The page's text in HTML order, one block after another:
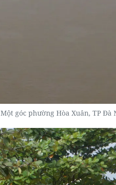
Một góc phường Hòa Xuân, TP Đà